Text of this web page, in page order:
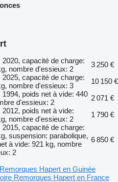
2020, capacité de charge:
nombre d'essieux: 2
3 250 €
2025, capacité de charge:
nombre d'essieux: 3
10 150 €
1994, poids net à vide: 440
d'essieux: 2
2 071 €
2012, poids net à vide:
nombre d'essieux: 2
1 790 €
2015, capacité de charge:
suspension: parabolique,
à vide: 921 kg, nombre
2
6 850 €
Remorques Hapert en Guinée
Remorques Hapert en France